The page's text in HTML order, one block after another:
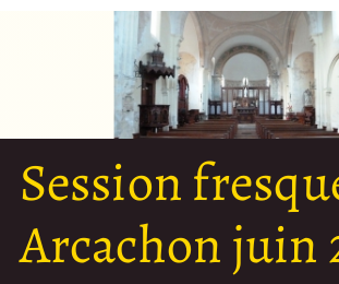
Session
Arcachon juin